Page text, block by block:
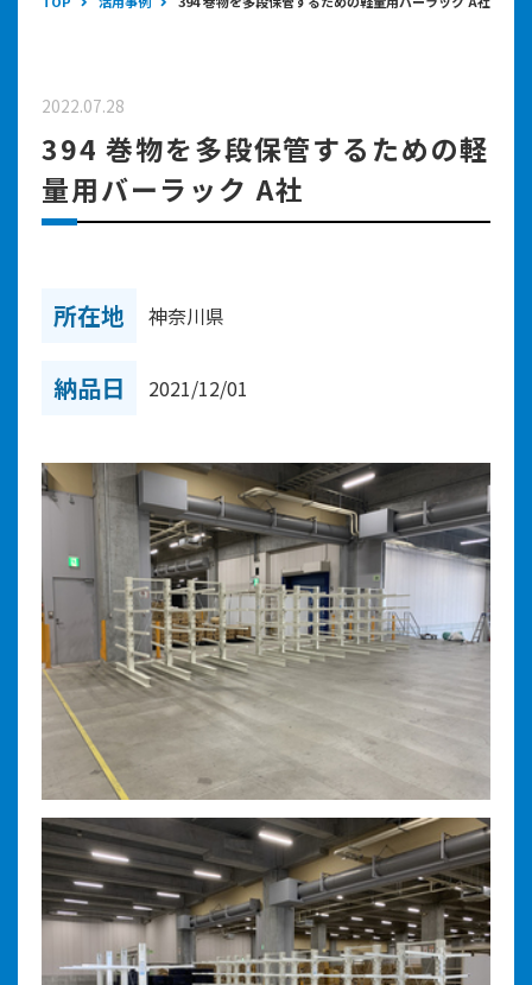
2022.07.28
394 巻物を多段保管するための軽
量用バーラック A社
所在地 神奈川県
納品日 2021/12/01